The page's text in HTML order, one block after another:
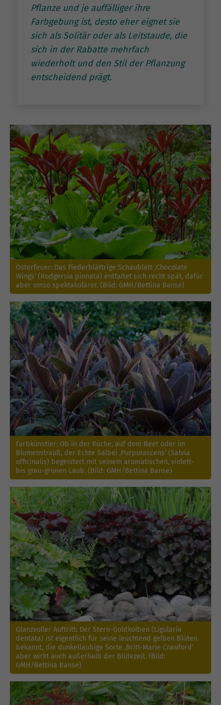
Pflanze und je auffälliger ihre
Farbgebung ist, desto eher eignet sie
sich als Solitär oder als Leitstaude, die
sich in der Rabatte mehrfach
wiederholt und den Stil der Pflanzung
entscheidend prägt.
Osterfeuer: Das Fiederblättrige Schaublatt ‚Chocolate
Wings‘ (Rodgersia pinnata) entfaltet sich recht spät, dafür
aber umso spektakulärer. (Bild: GMH/Bettina Banse)
Farbkünstler: Ob in der Küche, auf dem Beet oder im
Blumenstrauß, der Echte Salbei ‚Purpurascens‘ (Salvia
officinalis) begeistert mit seinem aromatischen, violett-
bis grau-grünen Laub. (Bild: GMH/Bettina Banse)
Glanzvoller Auftritt: Der Stern-Goldkolben (Ligularia
dentata) ist eigentlich für seine leuchtend gelben Blüten
bekannt, die dunkellaubige Sorte ‚Britt-Marie Crawford‘
aber wirkt auch außerhalb der Blütezeit. (Bild:
GMH/Bettina Banse)